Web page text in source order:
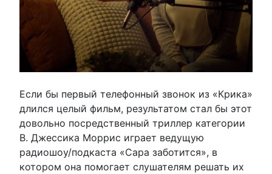
Если бы первый телефонный звонок из «Крика»
длился целый фильм, результатом стал бы этот
довольно посредственный триллер категории
B. Джессика Моррис играет ведущую
радиошоу/подкаста «Сара заботится», в
котором она помогает слушателям решать их